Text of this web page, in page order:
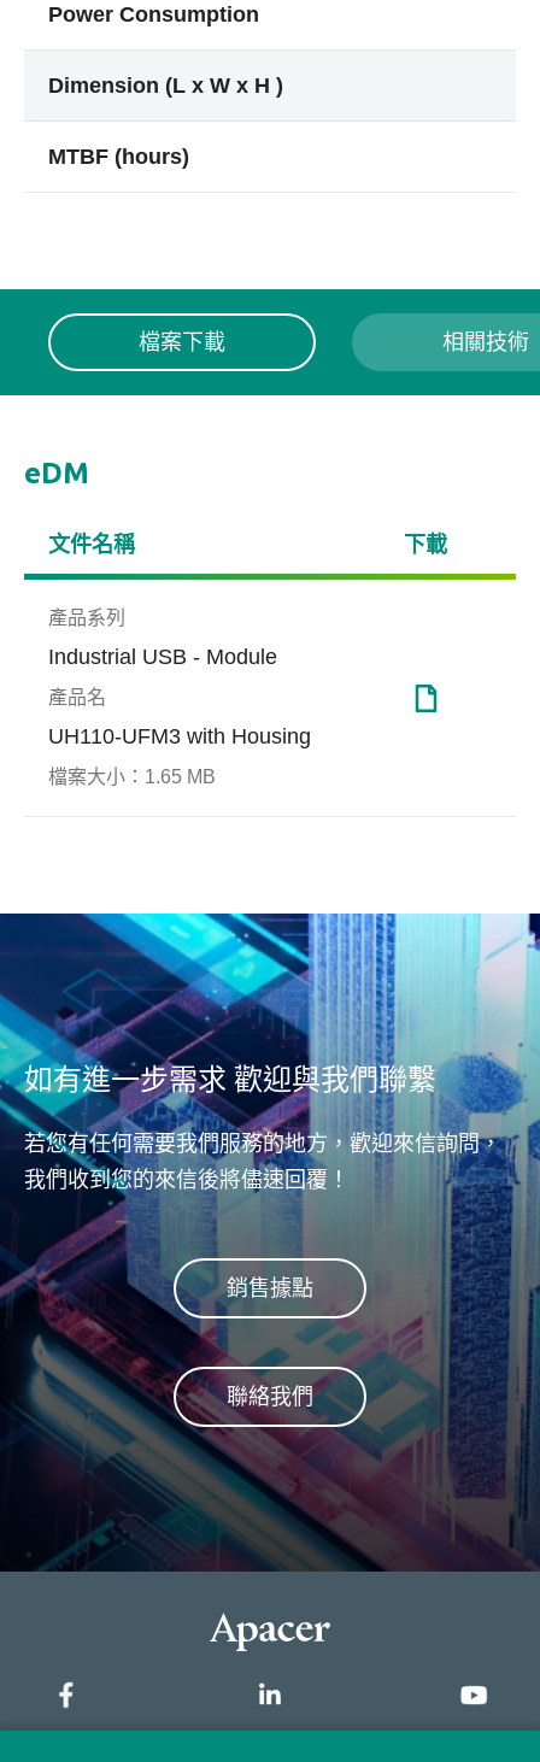
Power Consumption
Dimension (L x W x H )
MTBF (hours)
檔案下載 相關技術
eDM
文件名稱 下載
產品系列
Industrial USB - Module
產品名
UH110-UFM3 with Housing
檔案大小： 1.65 MB
Smart Read Refresh™
發生，當固態硬碟發現一區塊
內的ECC校正位元數或是讀取
累計次數到達一設定門檻值
時，Smart Read Refresh™技
術即可透過動態資料搬移，並
刷新原區塊上的資料，確保
NAND快閃記憶體中所有區塊
的健康狀態。
隨機
命、
強固型應用
應用的尖端技術，為工規SSD
和DRAM解決方案打造最嚴實
的防護機制，從資料安全、可
靠度、極端環境和加值應用層
面著手，開創產品獨特價值。
面升
如有進一步需求 歡迎與我們聯繫
若您有任何需要我們服務的地方，歡迎來信詢問，
我們收到您的來信後將儘速回覆！
銷售據點
聯絡我們